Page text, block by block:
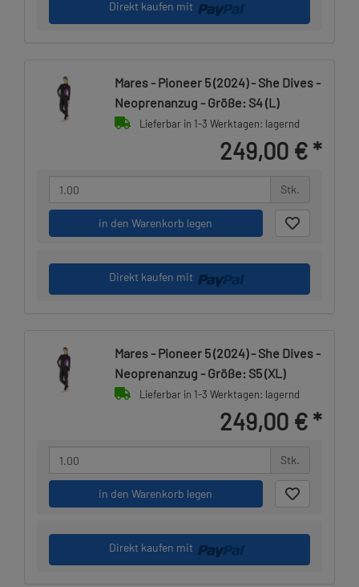
Direkt kaufen mit
Mares - Pioneer 5 (2024) - She Dives -
Neoprenanzug - Größe: S4 (L)
Lieferbar in 1-3 Werktagen: lagernd
249,00 € *
Stk.
in den Warenkorb legen
Direkt kaufen mit
Mares - Pioneer 5 (2024) - She Dives -
Neoprenanzug - Größe: S5 (XL)
Lieferbar in 1-3 Werktagen: lagernd
249,00 € *
Stk.
in den Warenkorb legen
Direkt kaufen mit